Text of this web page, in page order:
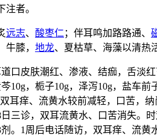
者。
远志、 酸枣仁 ；伴耳鸣加路路通、
膝， 地龙、夏枯草、海藻以清热
口皮肤潮红、渗液、结痂，舌淡
，栀子10g，泽泻10g，盐车前
耳痒、流黄水较前减轻，口苦，
三诊，双耳流黄水、口苦消失。
。1周后电话随访，双耳痒、流